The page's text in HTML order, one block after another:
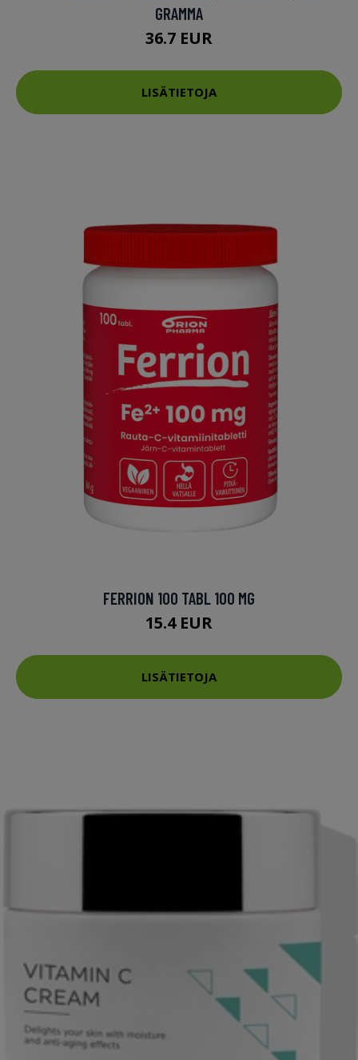
GRAMMA
36.7 EUR
LISÄTIETOJA
FERRION 100 TABL 100 MG
15.4 EUR
LISÄTIETOJA